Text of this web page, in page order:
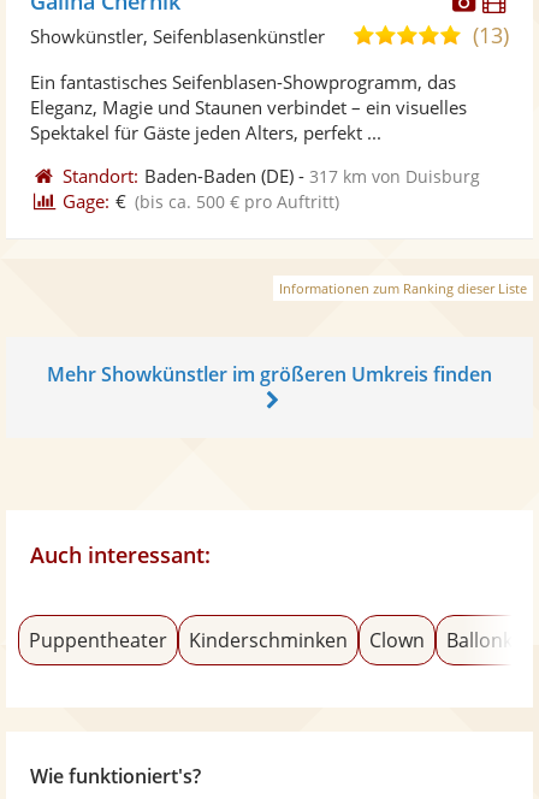
5,0(13)
Showkünstler, Seifenblasenkünstler
Ein fantastisches Seifenblasen-Showprogramm, das
Eleganz, Magie und Staunen verbindet – ein visuelles
Spektakel für Gäste jeden Alters, perfekt ...
Standort: Baden-Baden (DE) -317 km von Duisburg
Gage: € (bis ca. 500 € pro Auftritt)
Informationen zum Ranking dieser Liste
Mehr Showkünstler im größeren Umkreis finden
Auch interessant:
Puppentheater Kinderschminken Clown
Wie funktioniert's?